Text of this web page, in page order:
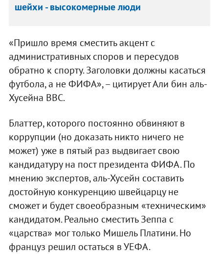
шейхи - высокомерные люди
«Пришло время сместить акцент с
административных споров и пересудов
обратно к спорту. Заголовки должны касаться
футбола, а не ФИФА», – цитирует Али бин аль-
Хусейна BBC.
Блаттер, которого постоянно обвиняют в
коррупции (но доказать никто ничего не
может) уже в пятый раз выдвигает свою
кандидатуру на пост президента ФИФА. По
мнению экспертов, аль-Хусейн составить
достойную конкуренцию швейцарцу не
сможет и будет своеобразным «техническим»
кандидатом. Реально сместить Зеппа с
«царства» мог только Мишель Платини. Но
француз решил остаться в УЕФА.